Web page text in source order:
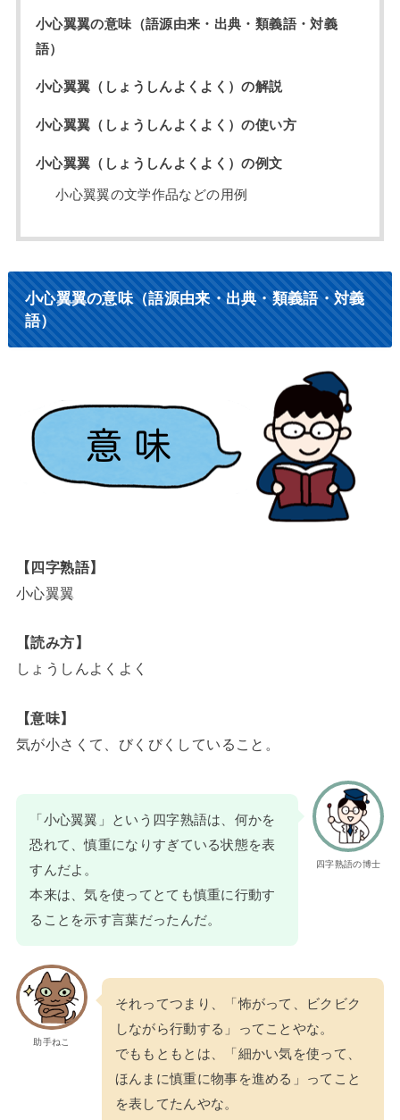
小心翼翼の意味（語源由来・出典・類義語・対義
語）
小心翼翼（しょうしんよくよく）の解説
小心翼翼（しょうしんよくよく）の使い方
小心翼翼（しょうしんよくよく）の例文
小心翼翼の文学作品などの用例
小心翼翼の意味（語源由来・出典・類義語・対義
語）
【四字熟語】
小心翼翼
【読み方】
しょうしんよくよく
【意味】
気が小さくて、びくびくしていること。
四字熟語の博士
「小心翼翼」という四字熟語は、何かを
恐れて、慎重になりすぎている状態を表
すんだよ。
本来は、気を使ってとても慎重に行動す
ることを示す言葉だったんだ。
助手ねこ
それってつまり、「怖がって、ビクビク
しながら行動する」ってことやな。
でももともとは、「細かい気を使って、
ほんまに慎重に物事を進める」ってこと
を表してたんやな。